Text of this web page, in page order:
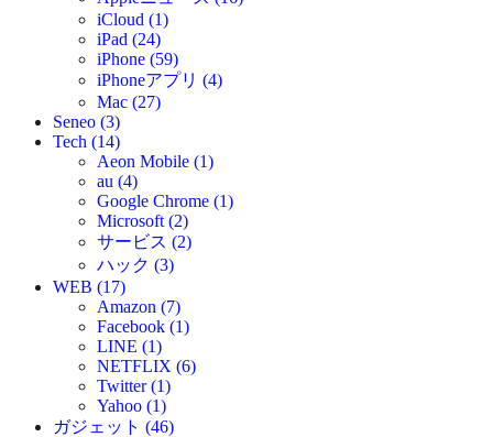
iCloud (1)
iPad (24)
iPhone (59)
iPhoneアプリ (4)
Mac (27)
Seneo (3)
Tech (14)
Aeon Mobile (1)
au (4)
Google Chrome (1)
Microsoft (2)
サービス (2)
ハック (3)
WEB (17)
Amazon (7)
Facebook (1)
LINE (1)
NETFLIX (6)
Twitter (1)
Yahoo (1)
ガジェット (46)